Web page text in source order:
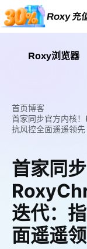
Roxy浏览器
首页博客
首家同步官方内核
抗风控全面遥遥领先
首家同
迭代：
面遥遥